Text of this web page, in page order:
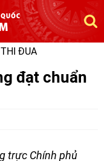
THI ĐUA
đạt chuẩn
trực Chính phủ